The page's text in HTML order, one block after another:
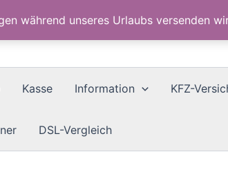
während unseres Urlaubs versenden
Kasse Information KFZ-
DSL-Vergleich